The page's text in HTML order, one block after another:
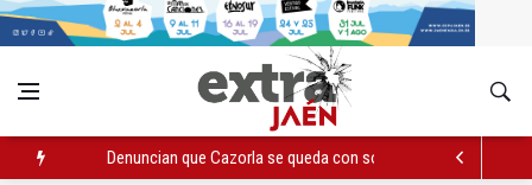
Denuncian que Cazorla se queda con solo dos bomberos por